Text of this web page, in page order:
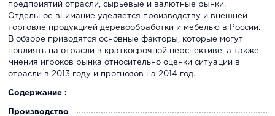
предприятий отрасли, сырьевые и валютные рынки.
Отдельное внимание уделяется производству и внешней
торговле продукцией деревообработки и мебелью в России.
В обзоре приводятся основные факторы, которые могут
повлиять на отрасли в краткосрочной перспективе, а также
мнения игроков рынка относительно оценки ситуации в
отрасли в 2013 году и прогнозов на 2014 год.
Содержание :
Производство